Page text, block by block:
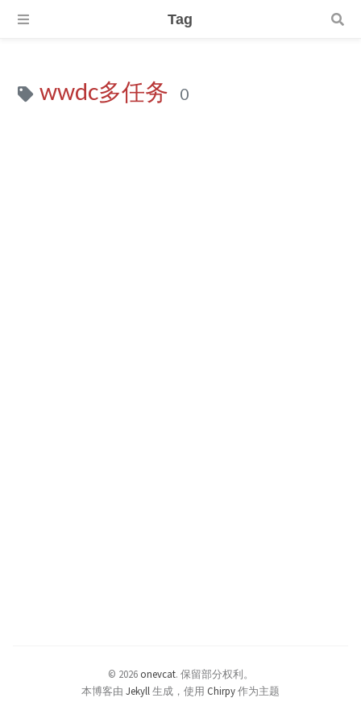
Tag
wwdc多任务 0
© 2026 onevcat. 保留部分权利。
本博客由 Jekyll 生成，使用 Chirpy作为主题